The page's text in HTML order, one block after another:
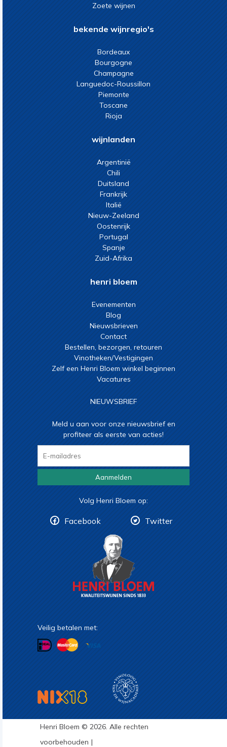
Zoete wijnen
bekende wijnregio's
Bordeaux
Bourgogne
Champagne
Languedoc-Roussillon
Piemonte
Toscane
Rioja
wijnlanden
Argentinië
Chili
Duitsland
Frankrijk
Italië
Nieuw-Zeeland
Oostenrijk
Portugal
Spanje
Zuid-Afrika
henri bloem
Evenementen
Blog
Nieuwsbrieven
Contact
Bestellen, bezorgen, retouren
Vinotheken/Vestigingen
Zelf een Henri Bloem winkel beginnen
Vacatures
NIEUWSBRIEF
Meld u aan voor onze nieuwsbrief en
profiteer als eerste van acties!
Aanmelden
Volg Henri Bloem op:
Facebook Twitter
Veilig betalen met:
Henri Bloem © 2026. Alle rechten
voorbehouden